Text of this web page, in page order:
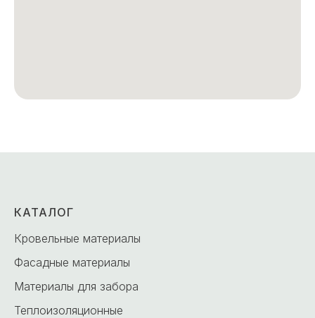
КАТАЛОГ
Кровельные материалы
Фасадные материалы
Материалы для забора
Теплоизоляционные